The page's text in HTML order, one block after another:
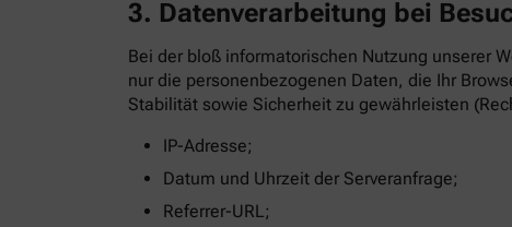
3. Datenverarbeitung bei
Bei der bloß informatorischen Nutzung unserer
nur die personenbezogenen Daten, die Ihr
Stabilität sowie Sicherheit zu gewährleisten
IP-Adresse;
Datum und Uhrzeit der Serveranfrage;
Referrer-URL;